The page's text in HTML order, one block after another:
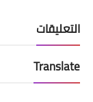
التعليقات
Translate